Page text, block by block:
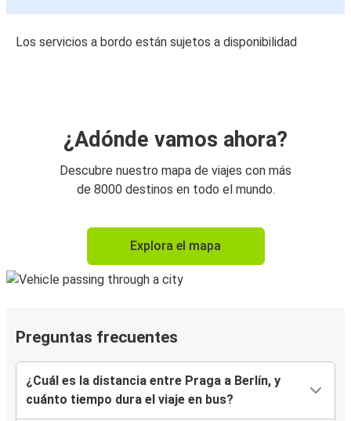
Los servicios a bordo están sujetos a disponibilidad
¿Adónde vamos ahora?
Descubre nuestro mapa de viajes con más
de 8000 destinos en todo el mundo.
Explora el mapa
Preguntas frecuentes
¿Cuál es la distancia entre Praga a Berlín, y
cuánto tiempo dura el viaje en bus?